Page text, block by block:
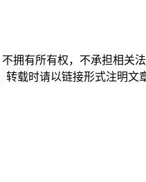
拥有所有权，不承担相关
载时请以链接形式注明文